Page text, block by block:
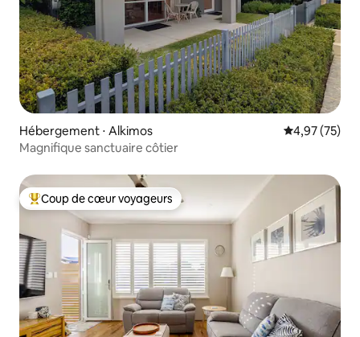
Hébergement ⋅ Alkimos Évaluation
4,97 (75)
Magnifique sanctuaire côtier
Coups de cœur voyageurs les plus appréciés
Coup de cœur voyageurs